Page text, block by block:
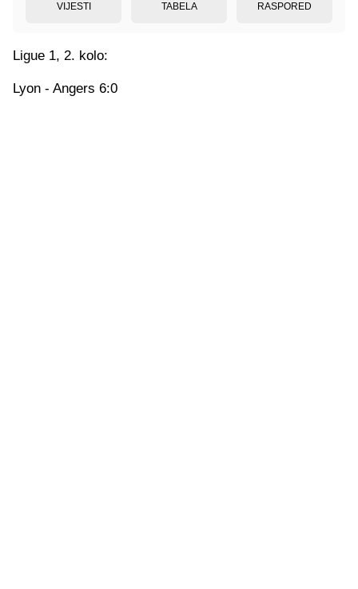
VIJESTI TABELA RASPORED
Ligue 1, 2. kolo:
Lyon - Angers 6:0